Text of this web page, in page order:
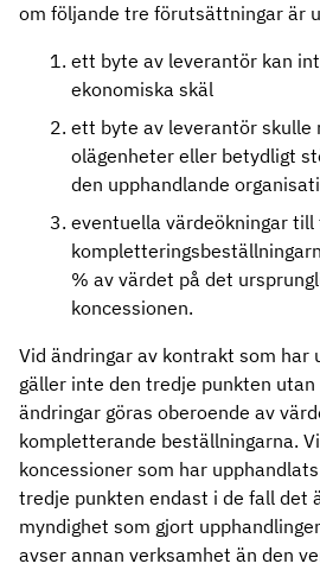
om följande tre förutsättningar är
ett byte av leverantör kan
ekonomiska skäl
ett byte av leverantör skulle
olägenheter eller betydligt
den upphandlande
eventuella värdeökningar till
% av värdet på det
koncessionen.
Vid ändringar av kontrakt som har
gäller inte den tredje punkten utan
ändringar göras oberoende av
kompletterande beställningarna.
koncessioner som har
tredje punkten endast i de fall det
myndighet som gjort
avser annan verksamhet än den